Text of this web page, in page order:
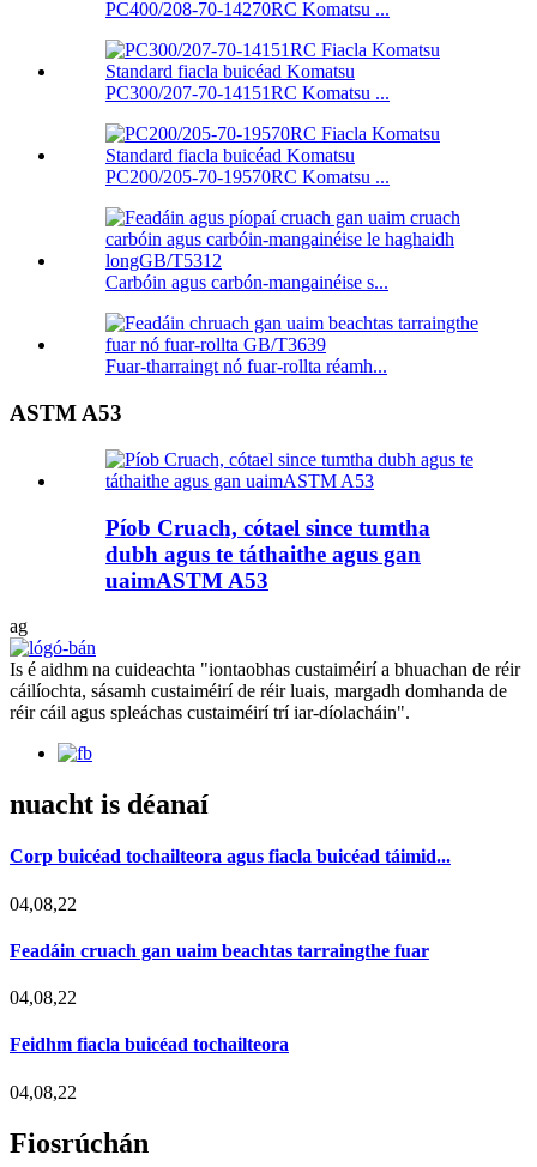
PC400/208-70-14270RC Komatsu ...
PC300/207-70-14151RC Komatsu ...
PC200/205-70-19570RC Komatsu ...
Carbóin agus carbón-mangainéise s...
Fuar-tharraingt nó fuar-rollta réamh...
ASTM A53
Píob Cruach, cótael since tumtha
dubh agus te táthaithe agus gan
uaimASTM A53
ag
Is é aidhm na cuideachta "iontaobhas custaiméirí a bhuachan de réir
cáilíochta, sásamh custaiméirí de réir luais, margadh domhanda de
réir cáil agus spleáchas custaiméirí trí iar-díolacháin".
nuacht is déanaí
Corp buicéad tochailteora agus fiacla buicéad táimid...
04,08,22
Feadáin cruach gan uaim beachtas tarraingthe fuar
04,08,22
Feidhm fiacla buicéad tochailteora
04,08,22
Fiosrúchán